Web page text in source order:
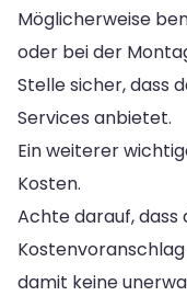
Möglicherweise
oder bei der
Stelle sicher, dass
Services anbietet.
Ein weiterer
Kosten.
Achte darauf, dass
damit keine